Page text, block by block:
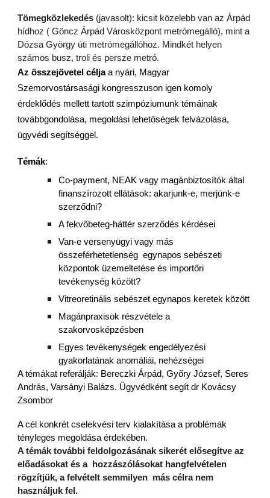
Tömegközlekedés (javasolt): kicsit közelebb van az Árpád
hídhoz ( Göncz Árpád Városközpont metrómegálló), mint a
Dózsa György úti metrómegállóhoz. Mindkét helyen
számos busz, troli és persze metró.
Az összejövetel céljaa nyári, Magyar
Szemorvostársasági kongresszuson igen komoly
érdeklődés mellett tartott szimpóziumunk témáinak
továbbgondolása, megoldási lehetőségek felvázolása,
ügyvédi segítséggel.
Témák:
Co-payment, NEAK vagy magánbiztosítók által
finanszírozott ellátások: akarjunk-e, merjünk-e
szerződni?
A fekvőbeteg-háttér szerződés kérdései
Van-e versenyügyi vagy más
összeférhetetlenség egynapos sebészeti
központok üzemeltetése és importőri
tevékenység között?
Vitreoretinális sebészet egynapos keretek között
Magánpraxisok részvétele a
szakorvosképzésben
Egyes tevékenységek engedélyezési
gyakorlatának anomáliái, nehézségei
A témákat referálják: Bereczki Árpád, Győry József, Seres
András, Varsányi Balázs. Ügyvédként segít dr Kovácsy
Zsombor
A cél konkrét cselekvési terv kialakítása a problémák
tényleges megoldása érdekében.
A témák további feldolgozásának sikerét elősegítve az
előadásokat és a hozzászólásokat hangfelvételen
rögzítjük, a felvételt semmilyen más célra nem
használjuk fel.